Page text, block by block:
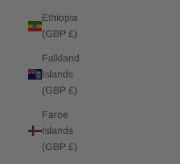
Ethiopia
(GBP £)
Falkland
Islands
(GBP £)
Faroe
Islands
(GBP £)